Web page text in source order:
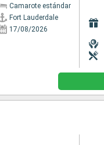
Camarote estándar
Fort Lauderdale
17/08/2026